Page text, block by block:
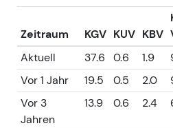
Charttechnisch:
Seitwärtsbewegung mit
aktuellen Kurs von 56,22 ist
konsistent mit einer Mid-
Konsolidierungsphase, in der
sichtbare Beschleunigung bei
voraussetzt.
Zeitraum KGV KUV KBV
Aktuell
37.6 0.6 1.9
Vor 1 Jahr
19.5 0.5 2.0
Vor 3
Jahren
13.9 0.6 2.4